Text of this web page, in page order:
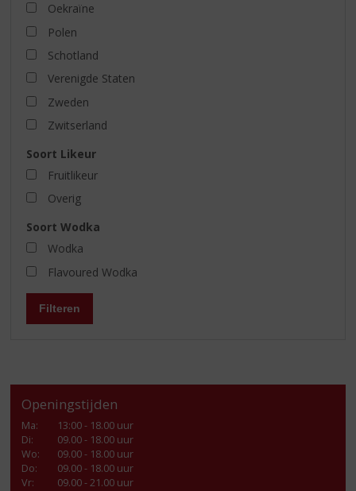
Oekraïne
Polen
Schotland
Verenigde Staten
Zweden
Zwitserland
Soort Likeur
Fruitlikeur
Overig
Soort Wodka
Wodka
Flavoured Wodka
Filteren
Openingstijden
Ma:
13:00 - 18.00 uur
Di:
09.00 - 18.00 uur
Wo:
09.00 - 18.00 uur
Do:
09.00 - 18.00 uur
Vr:
09.00 - 21.00 uur